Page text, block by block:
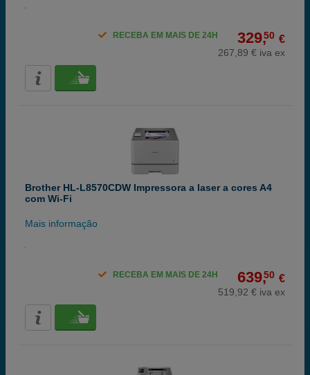
329,50 €
267,89 € iva ex
RECEBA EM MAIS DE 24H
Brother HL-L8570CDW Impressora a laser a cores A4
com Wi-Fi
Mais informação
639,50 €
519,92 € iva ex
RECEBA EM MAIS DE 24H